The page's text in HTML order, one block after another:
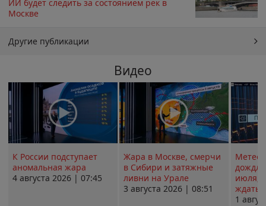
ИИ будет следить за состоянием рек в
Москве
Другие публикации
Видео
К России подступает
аномальная жара
4 августа 2026 | 07:45
Жара в Москве, смерчи
в Сибири и затяжные
ливни на Урале
3 августа 2026 | 08:51
июля;
ждать
1